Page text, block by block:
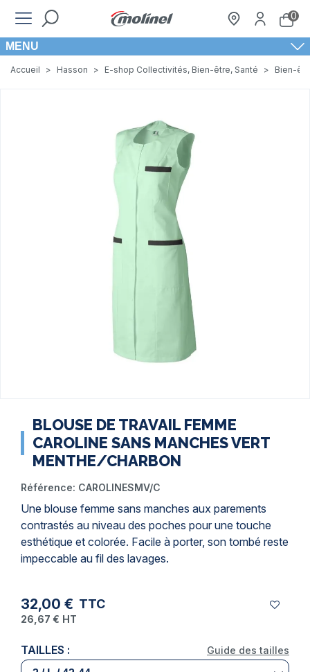
0
MENU
Accueil > Hasson > E-shop Collectivités, Bien-être, Santé > Bien-
BLOUSE DE TRAVAIL FEMME
CAROLINE SANS MANCHES VERT
MENTHE/CHARBON
Référence: CAROLINESMV/C
Une blouse femme sans manches aux parements
contrastés au niveau des poches pour une touche
esthétique et colorée. Facile à porter, son tombé reste
impeccable au fil des lavages.
32,00 € TTC
26,67 € HT
Guide des tailles
TAILLES :